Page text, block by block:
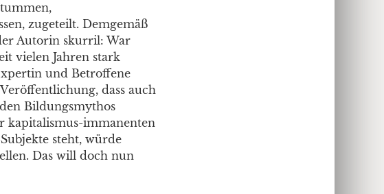
zugeteilt. Demgemäß
Autorin skurril: War
vielen Jahren stark
und Betroffene
dass auch
Bildungsmythos
kapitalismus-immanenten
steht, würde
Das will doch nun